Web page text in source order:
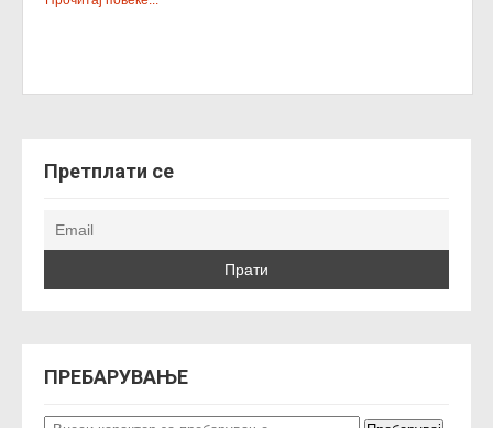
Претплати се
ПРЕБАРУВАЊЕ